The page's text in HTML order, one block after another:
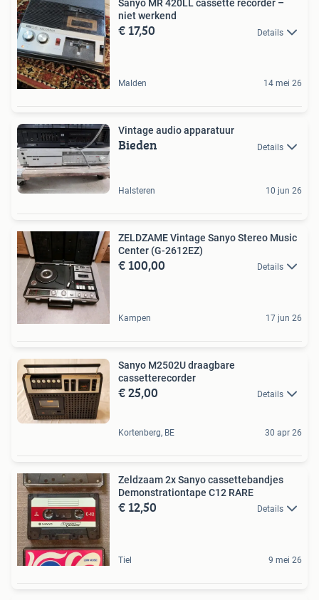
Sanyo MR 420LL cassette recorder –
niet werkend
€ 17,50 Details
Malden 14 mei 26
Vintage audio apparatuur
Bieden Details
Halsteren 10 jun 26
ZELDZAME Vintage Sanyo Stereo Music
Center (G-2612EZ)
€ 100,00 Details
Kampen 17 jun 26
Sanyo M2502U draagbare
cassetterecorder
€ 25,00 Details
Kortenberg, BE 30 apr 26
Zeldzaam 2x Sanyo cassettebandjes
Demonstrationtape C12 RARE
€ 12,50 Details
Tiel 9 mei 26